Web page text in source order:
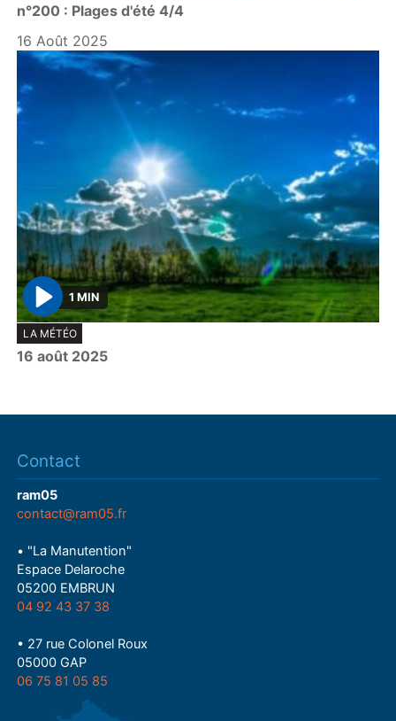
a
y
n°200 : Plages d'été 4/4
16 Août 2025
P
l
a
1 MIN
LA MÉTÉO
16 août 2025
Contact
ram05
contact@ram05.fr
• "La Manutention"
Espace Delaroche
05200 EMBRUN
04 92 43 37 38
• 27 rue Colonel Roux
05000 GAP
06 75 81 05 85